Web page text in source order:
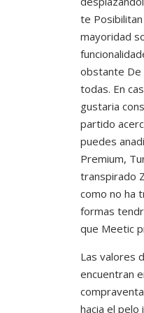
te
mayoridad
obstante De
todas. En
gustaria
partido
puedes
Premium,
transpirado
como no ha
formas
que Meetic
Las valores
encuentran
hacia el pelo